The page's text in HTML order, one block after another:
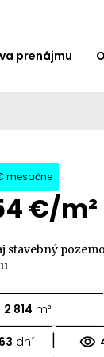
prenájmu
mesačne
€/m²
stavebný
2 814 m²
dní |